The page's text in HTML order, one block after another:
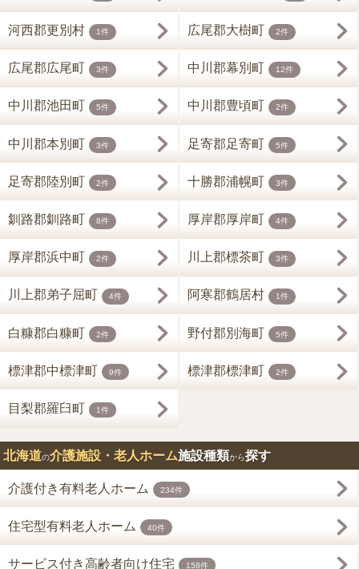
河西郡更別村 1件 広尾郡大樹町 2件
広尾郡広尾町 3件 中川郡幕別町 12件
中川郡池田町 5件 中川郡豊頃町 2件
中川郡本別町 3件 足寄郡足寄町 5件
足寄郡陸別町 2件 十勝郡浦幌町 3件
釧路郡釧路町 8件 厚岸郡厚岸町 4件
厚岸郡浜中町 2件 川上郡標茶町 3件
川上郡弟子屈町 4件 阿寒郡鶴居村 1件
白糠郡白糠町 2件 野付郡別海町 5件
標津郡中標津町 9件 標津郡標津町 2件
目梨郡羅臼町 1件
北海道の介護施設・老人ホーム施設種類から探す
介護付き有料老人ホーム 234件
住宅型有料老人ホーム 40件
サービス付き高齢者向け住宅 158件